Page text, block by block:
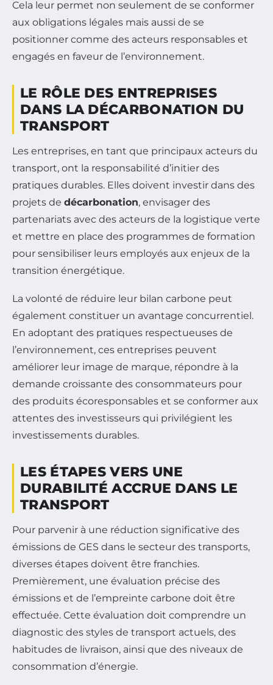
Cela leur permet non seulement de se conformer
aux obligations légales mais aussi de se
positionner comme des acteurs responsables et
engagés en faveur de l’environnement.
LE RÔLE DES ENTREPRISES
DANS LA DÉCARBONATION DU
TRANSPORT
Les entreprises, en tant que principaux acteurs du
transport, ont la responsabilité d’initier des
pratiques durables. Elles doivent investir dans des
projets de décarbonation, envisager des
partenariats avec des acteurs de la logistique verte
et mettre en place des programmes de formation
pour sensibiliser leurs employés aux enjeux de la
transition énergétique.
La volonté de réduire leur bilan carbone peut
également constituer un avantage concurrentiel.
En adoptant des pratiques respectueuses de
l’environnement, ces entreprises peuvent
améliorer leur image de marque, répondre à la
demande croissante des consommateurs pour
des produits écoresponsables et se conformer aux
attentes des investisseurs qui privilégient les
investissements durables.
LES ÉTAPES VERS UNE
DURABILITÉ ACCRUE DANS LE
TRANSPORT
Pour parvenir à une réduction significative des
émissions de GES dans le secteur des transports,
diverses étapes doivent être franchies.
Premièrement, une évaluation précise des
émissions et de l’empreinte carbone doit être
effectuée. Cette évaluation doit comprendre un
diagnostic des styles de transport actuels, des
habitudes de livraison, ainsi que des niveaux de
consommation d’énergie.